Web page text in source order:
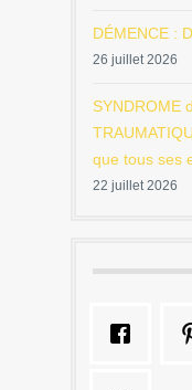
DÉMENCE :
26 juillet 2026
SYNDROME
que tous ses
22 juillet 2026